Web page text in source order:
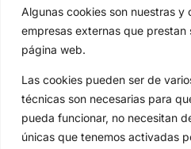
Algunas cookies son nuestras y
empresas externas que prestan
página web.
Las cookies pueden ser de
técnicas son necesarias para
pueda funcionar, no necesitan
únicas que tenemos activadas
Especiales
Compañía
Aviso Legal
Política de Privacidad
Política de Cookies
Publicidad
Newsletters